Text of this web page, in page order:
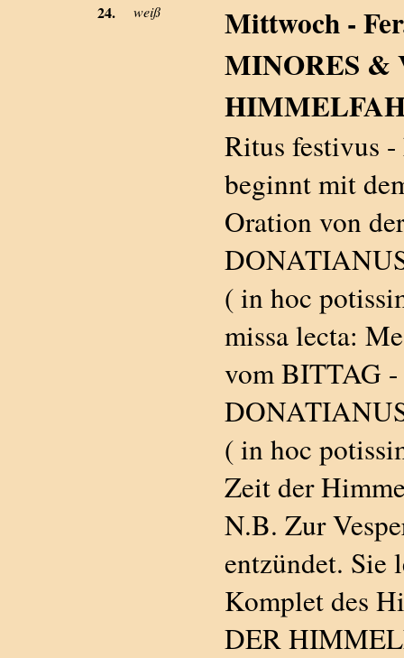
24. weiß
Mittwoch -
MINORES &
Ritus festivus
beginnt mit
Oration von
( in hoc
missa lecta:
vom BITTAG
( in hoc
Zeit der
N.B. Zur
entzündet. Sie
Komplet des
DER